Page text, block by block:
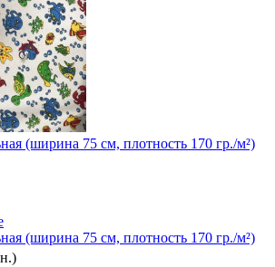
(ширина 75 см, плотность 170 гр./м²)
(ширина 75 см, плотность 170 гр./м²)